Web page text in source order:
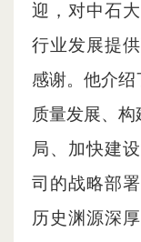
迎，对中石
行业发展提
感谢。他介绍
质量发展、构
局、加快建
司的战略部
历史渊源深